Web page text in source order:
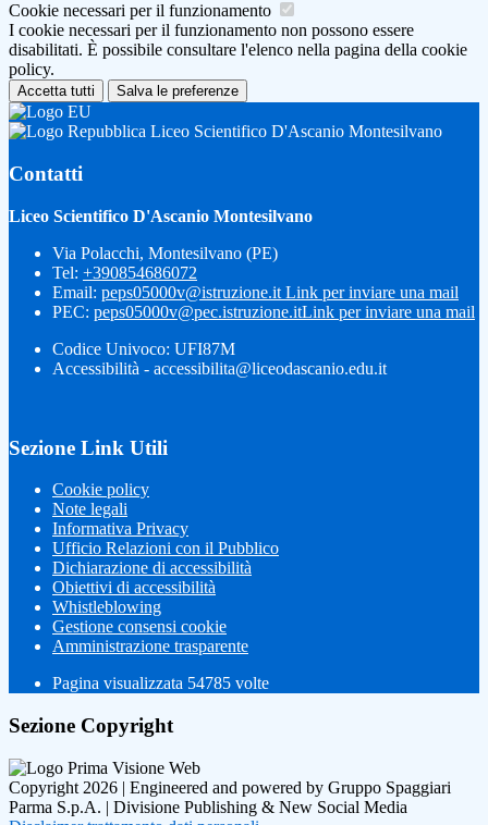
Cookie necessari per il funzionamento
I cookie necessari per il funzionamento non possono essere
disabilitati. È possibile consultare l'elenco nella pagina della cookie
policy.
Accetta tutti Salva le preferenze
Liceo Scientifico D'Ascanio Montesilvano
Contatti
Liceo Scientifico D'Ascanio Montesilvano
Via Polacchi, Montesilvano (PE)
Tel: +390854686072
Email: peps05000v@istruzione.it Link per inviare una mail
PEC: peps05000v@pec.istruzione.itLink per inviare una mail
Codice Univoco: UFI87M
Accessibilità - accessibilita@liceodascanio.edu.it
Sezione Link Utili
Cookie policy
Note legali
Informativa Privacy
Ufficio Relazioni con il Pubblico
Dichiarazione di accessibilità
Obiettivi di accessibilità
Whistleblowing
Gestione consensi cookie
Amministrazione trasparente
Pagina visualizzata 54785 volte
Sezione Copyright
Copyright 2026 | Engineered and powered by Gruppo Spaggiari
Parma S.p.A. | Divisione Publishing & New Social Media